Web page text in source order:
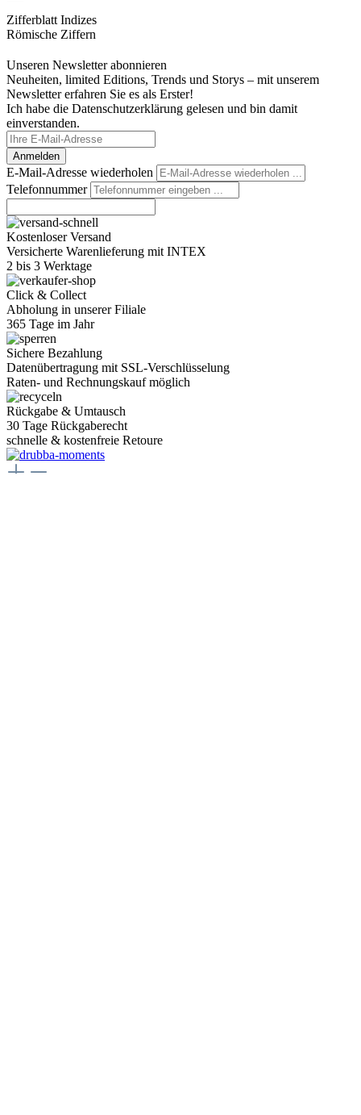
Zifferblatt Indizes
Römische Ziffern
Unseren Newsletter abonnieren
Neuheiten, limited Editions, Trends und Storys – mit unserem
Newsletter erfahren Sie es als Erster!
Ich habe die Datenschutzerklärung gelesen und bin damit
einverstanden.
Anmelden
E-Mail-Adresse wiederholen
Telefonnummer
Kostenloser Versand
Versicherte Warenlieferung mit INTEX
2 bis 3 Werktage
Click & Collect
Abholung in unserer Filiale
365 Tage im Jahr
Sichere Bezahlung
Datenübertragung mit SSL-Verschlüsselung
Raten- und Rechnungskauf möglich
Rückgabe & Umtausch
30 Tage Rückgaberecht
schnelle & kostenfreie Retoure